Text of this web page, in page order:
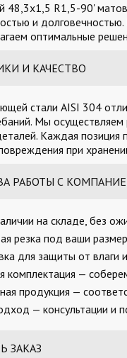
R1,5-90'
и
оптимальные
И КАЧЕСТВО
стали AISI 304
Мы
Каждая позиция
при
РАБОТЫ С
на складе, без
резка под ваши
для защиты от влаги
комплектация —
продукция —
— консультации и
ЗАКАЗ